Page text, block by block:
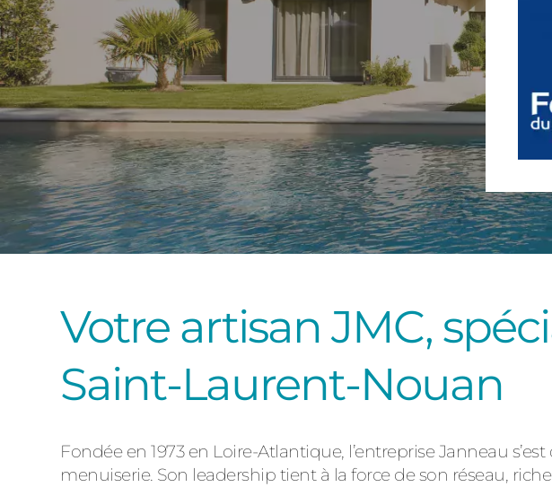
Carports
Clôtures
Votre artisan JMC,
Saint-Laurent-Nouan
Fondée en 1973 en Loire-Atlantique, l’entreprise Janneau
menuiserie. Son leadership tient à la force de son réseau,